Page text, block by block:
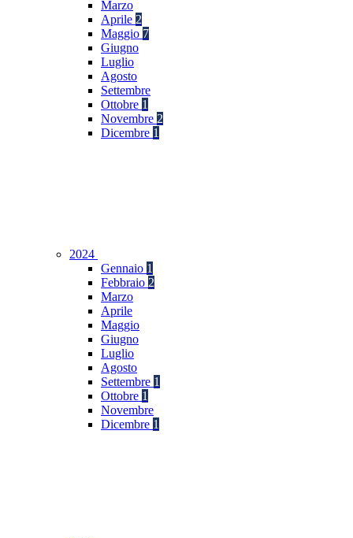
Marzo
Aprile 2
Maggio 7
Giugno
Luglio
Agosto
Settembre
Ottobre 1
Novembre 2
Dicembre 1
2024
Gennaio 1
Febbraio 2
Marzo
Aprile
Maggio
Giugno
Luglio
Agosto
Settembre 1
Ottobre 1
Novembre
Dicembre 1